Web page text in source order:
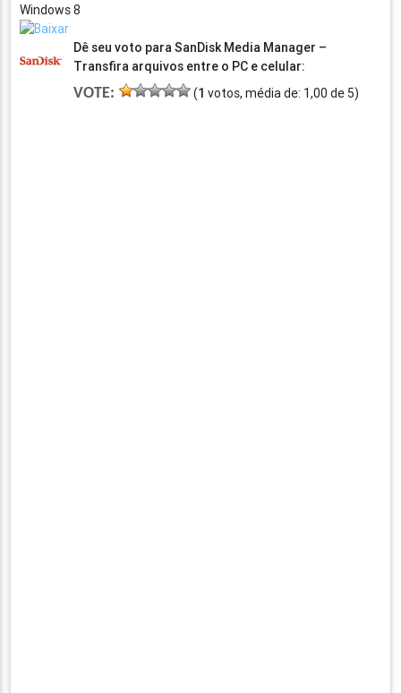
Windows 8
Dê seu voto para SanDisk Media Manager –
Transfira arquivos entre o PC e celular:
VOTE: (1 votos, média de: 1,00 de 5)